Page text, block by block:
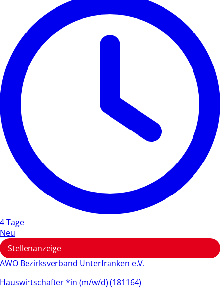
4 Tage
Neu
Stellenanzeige
AWO Bezirksverband Unterfranken e.V.
Hauswirtschafter *in (m/w/d) (181164)